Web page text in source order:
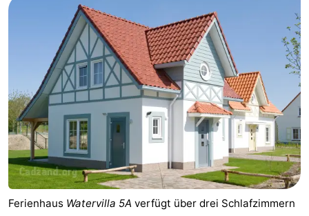
Ferienhaus Watervilla 5A verfügt über drei Schlafzimmern